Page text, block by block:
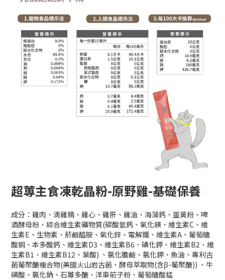
超蓴主食凍乾晶粉-原野雞-基礎保養
成分：雞肉、滴雞精、雞心、雞肝、雞油、海藻鈣、蛋黃粉、啤
酒酵母粉、綜合維生素礦物質(碳酸氫鈣、氧化鎂、維生素C、維
生素E、生物素、菸鹼醯胺、氧化鋅、電解鐵、維生素A、葡萄糖
酸銅、本多酸鈣、維生素D3、維生素B6、碘化鉀、維生素B2、維
生素B1、維生素B12、葉酸) 、氯化膽鹼、氯化鉀、魚油、專利古
菌葡聚醣複合物(美國火山岩古菌、酵母萃取物(含β-葡聚醣)) 、牛
磺酸、氯化鈉、石蓴多醣、洋車前子粉、葡萄糖酸錳